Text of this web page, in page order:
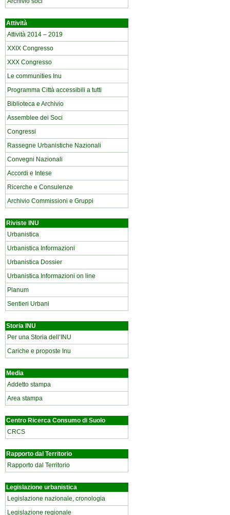
Attività
Attività 2014 – 2019
XXIX Congresso
XXX Congresso
Le communities Inu
Programma Città accessibili a tutti
Biblioteca e Archivio
Assemblee dei Soci
Congressi
Rassegne Urbanistiche Nazionali
Convegni Nazionali
Accordi e Intese
Ricerche e Consulenze
Archivio Commissioni e Gruppi
Riviste INU
Urbanistica
Urbanistica Informazioni
Urbanistica Dossier
Urbanistica Informazioni on line
Planum
Sentieri Urbani
Storia INU
Per una Storia dell’INU
Cariche e proposte Inu
Media
Addetto stampa
Area stampa
Centro Ricerca Consumo di Suolo
CRCS
Rapporto dal Territorio
Rapporto dal Territorio
Legislazione urbanistica
Legislazione nazionale, cronologia
Legislazione regionale